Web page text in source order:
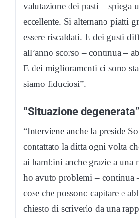
valutazione dei pasti – spiega
eccellente. Si alternano piatti
essere riscaldati. E dei gusti
all’anno scorso – continua –
E dei miglioramenti ci sono
siamo fiduciosi”.
“Situazione degenerata”
“Interviene anche la preside
contattato la ditta ogni volta
ai bambini anche grazie a
ho avuto problemi – continua
cose che possono capitare e
chiesto di scriverlo da una